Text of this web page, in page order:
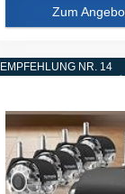
Zum
EMPFEHLUNG NR. 14